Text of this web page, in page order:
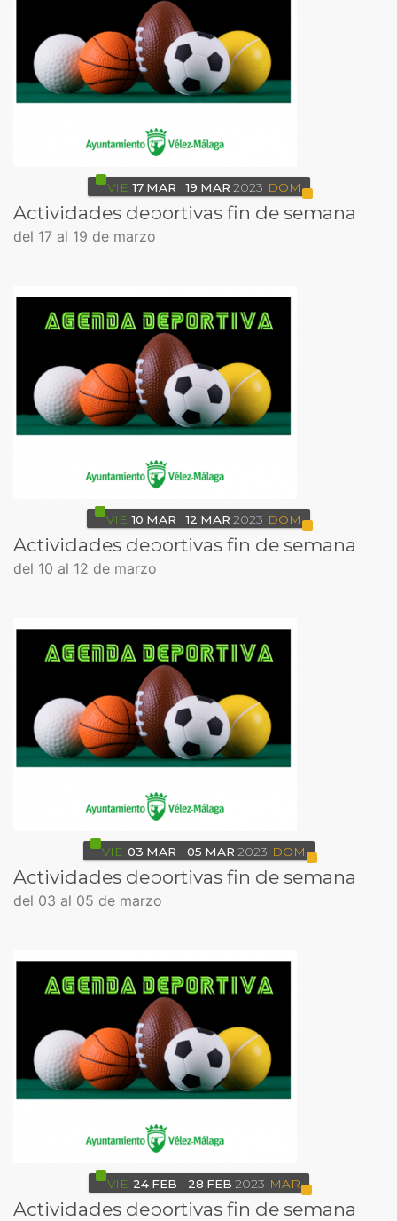
VIE 17 MAR 19 MAR 2023 DOM
Actividades deportivas fin de semana
del 17 al 19 de marzo
VIE 10 MAR 12 MAR 2023 DOM
Actividades deportivas fin de semana
del 10 al 12 de marzo
VIE 03 MAR 05 MAR 2023 DOM
Actividades deportivas fin de semana
del 03 al 05 de marzo
VIE 24 FEB 28 FEB 2023 MAR
Actividades deportivas fin de semana